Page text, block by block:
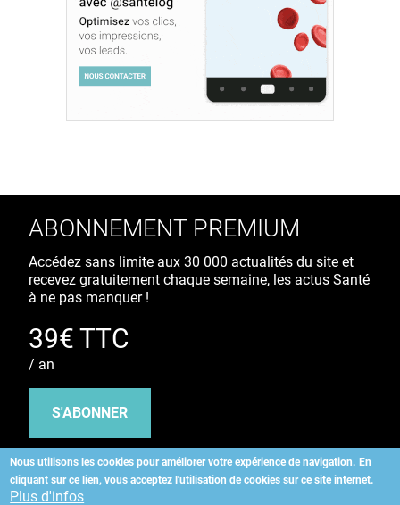
Nous utilisons les cookies pour améliorer votre expérience de navigation. En
cliquant sur ce lien, vous acceptez l'utilisation de cookies sur ce site internet.
Plus d'infos
ABONNEMENT PREMIUM
Accédez sans limite aux 30 000 actualités du site et
recevez gratuitement chaque semaine, les actus Santé
à ne pas manquer !
39€ TTC
/ an
S'ABONNER
Copyright©2026 ALLIEDHEALTH